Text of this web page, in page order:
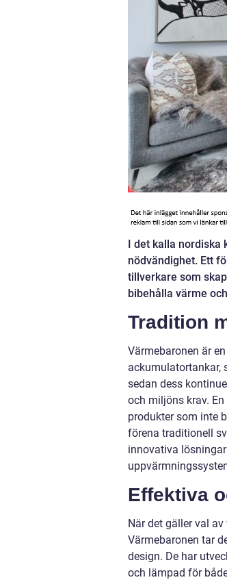
I det kalla nordiska
nödvändighet. Ett
tillverkare som
bibehålla värme
Tradition
Värmebaronen är
ackumulatortankar,
sedan dess
och miljöns krav.
produkter som inte
förena traditionell
innovativa
Effektiva
När det gäller val
Värmebaronen tar
design. De har
och lämpad för